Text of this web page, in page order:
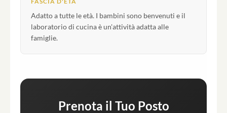
Adatto a tutte le età. I bambini sono benvenuti e il
laboratorio di cucina è un'attività adatta alle
famiglie.
Prenota il Tuo Posto